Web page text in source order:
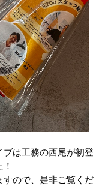
は工務の西尾が初登
すので、是非ご覧くだ